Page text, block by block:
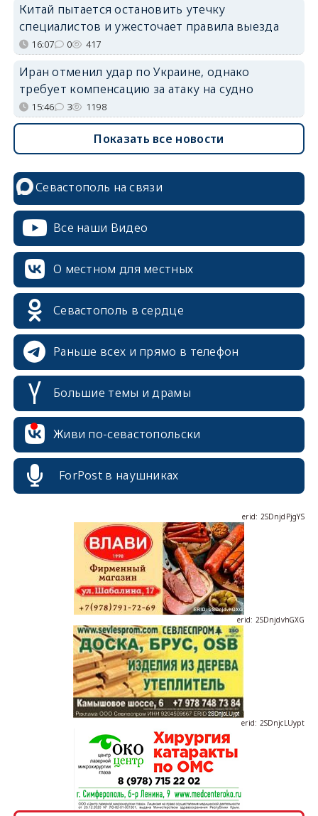
Китай пытается остановить утечку
специалистов и ужесточает правила выезда
16:07 0 417
Иран отменил удар по Украине, однако
требует компенсацию за атаку на судно
15:46 3 1198
Показать все новости
Севастополь на связи
Все наши Видео
О местном для местных
Севастополь в сердце
Раньше всех и прямо в телефон
Большие темы и драмы
Живи по-севастопольски
ForPost в наушниках
erid: 2SDnjdvhGXG
erid: 2SDnjcLUypt